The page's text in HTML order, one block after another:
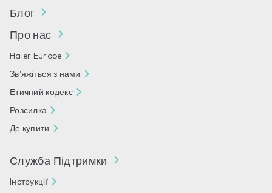
Блог
Про нас
Haier Europe
Зв'яжіться з нами
Етичний кодекс
Розсилка
Де купити
Служба Підтримки
Iнструкції